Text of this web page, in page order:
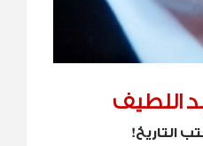
اللطيف
التاريخ!